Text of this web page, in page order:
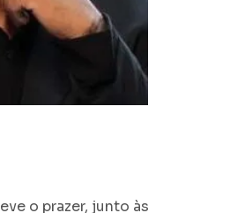
o prazer, junto às